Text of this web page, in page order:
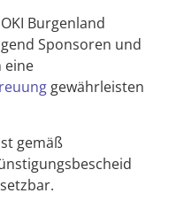
Burgenland
Sponsoren und
eine
gewährleisten
gemäß